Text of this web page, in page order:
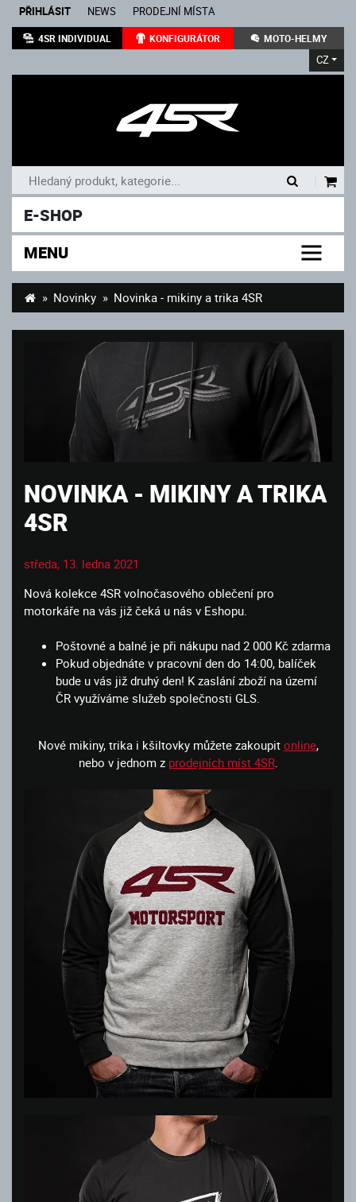
PŘIHLÁSIT NEWS PRODEJNÍ MÍSTA
4SR INDIVIDUAL KONFIGURÁTOR MOTO-HELMY
CZ
E-SHOP
MENU
Novinky Novinka - mikiny a trika 4SR
NOVINKA - MIKINY A TRIKA
4SR
středa, 13. ledna 2021
Nová kolekce 4SR volnočasového oblečení pro
motorkáře na vás již čeká u nás v Eshopu.
Poštovné a balné je při nákupu nad 2 000 Kč zdarma
Pokud objednáte v pracovní den do 14:00, balíček
bude u vás již druhý den! K zaslání zboží na území
ČR využíváme služeb společnosti GLS.
Nové mikiny, trika i kšiltovky můžete zakoupit online,
nebo v jednom z prodejních míst 4SR.